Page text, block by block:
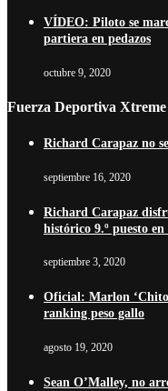
VÍDEO: Piloto se
partiera en pedazos
octubre 9, 2020
Fuerza Deportiva Xtreme
Richard Carapaz no
septiembre 16, 2020
Richard Carapaz
histórico 9.º puesto
septiembre 3, 2020
Oficial: Marlon
ranking peso gallo
agosto 19, 2020
Sean O’Malley, no